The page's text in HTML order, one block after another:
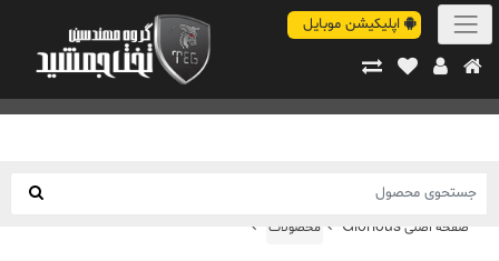
اپلیکیشن موبایل
صفحه اصلی محصولات Glorious